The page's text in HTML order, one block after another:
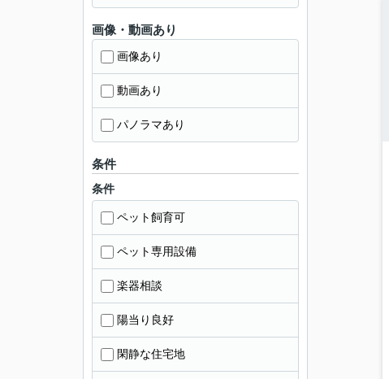
画像・動画あり
画像あり
動画あり
パノラマあり
条件
条件
ペット飼育可
ペット専用設備
楽器相談
陽当り良好
閑静な住宅地